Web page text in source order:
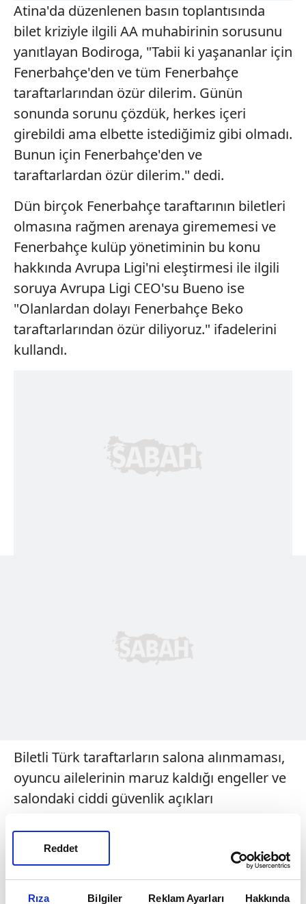
Rıza Bilgiler Reklam Ayarları Hakkında
Reddet
Atina'da düzenlenen basın toplantısında
bilet kriziyle ilgili AA muhabirinin sorusunu
yanıtlayan Bodiroga, "Tabii ki yaşananlar için
Fenerbahçe'den ve tüm Fenerbahçe
taraftarlarından özür dilerim. Günün
sonunda sorunu çözdük, herkes içeri
girebildi ama elbette istediğimiz gibi olmadı.
Bunun için Fenerbahçe'den ve
taraftarlardan özür dilerim." dedi.
Dün birçok Fenerbahçe taraftarının biletleri
olmasına rağmen arenaya girememesi ve
Fenerbahçe kulüp yönetiminin bu konu
hakkında Avrupa Ligi'ni eleştirmesi ile ilgili
soruya Avrupa Ligi CEO'su Bueno ise
"Olanlardan dolayı Fenerbahçe Beko
taraftarlarından özür diliyoruz." ifadelerini
kullandı.
Biletli Türk taraftarların salona alınmaması,
oyuncu ailelerinin maruz kaldığı engeller ve
salondaki ciddi güvenlik açıkları
Birçok Fenerbahçe taraftarı biletleri
olmasına rağmen kapıda yaşanan kargaşa
ve hatalar yüzünden Telekom Center'a